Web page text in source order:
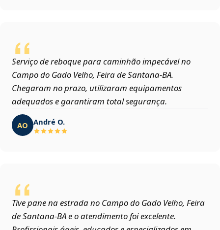
Serviço de reboque para caminhão impecável no
Campo do Gado Velho, Feira de Santana‑BA.
Chegaram no prazo, utilizaram equipamentos
adequados e garantiram total segurança.
AO André O.
Tive pane na estrada no Campo do Gado Velho, Feira
de Santana‑BA e o atendimento foi excelente.